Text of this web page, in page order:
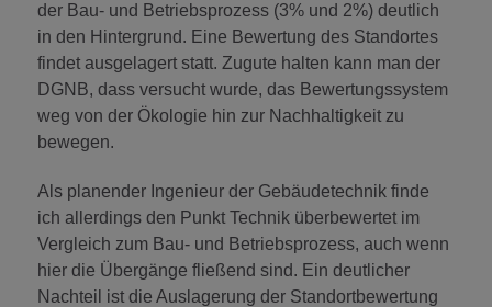
der Bau- und Betriebsprozess (3% und 2%) deutlich
in den Hintergrund. Eine Bewertung des Standortes
findet ausgelagert statt. Zugute halten kann man der
DGNB, dass versucht wurde, das Bewertungssystem
weg von der Ökologie hin zur Nachhaltigkeit zu
bewegen.
Als planender Ingenieur der Gebäudetechnik finde
ich allerdings den Punkt Technik überbewertet im
Vergleich zum Bau- und Betriebsprozess, auch wenn
hier die Übergänge fließend sind. Ein deutlicher
Nachteil ist die Auslagerung der Standortbewertung